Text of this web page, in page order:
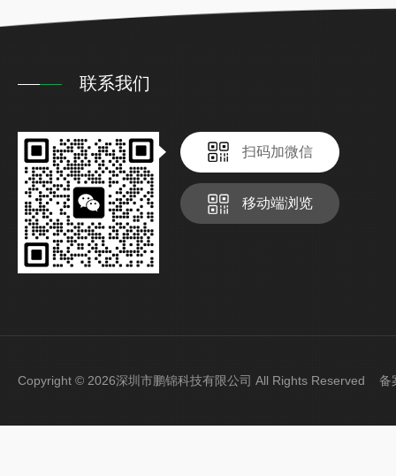
联系我们
扫码加微信
移动端浏览
Copyright © 2026深圳市鹏锦科技有限公司 All Rights Reserved 备